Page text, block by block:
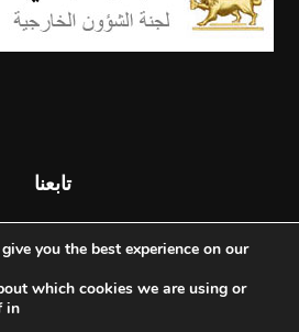
تابعنا
you the best experience on our
which cookies we are using or
in